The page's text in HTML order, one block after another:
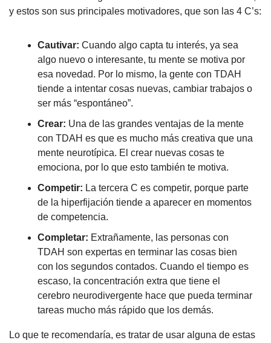
y estos son sus principales motivadores, que son las 4 C’s:
Cautivar: Cuando algo capta tu interés, ya sea
algo nuevo o interesante, tu mente se motiva por
esa novedad. Por lo mismo, la gente con TDAH
tiende a intentar cosas nuevas, cambiar trabajos o
ser más “espontáneo”.
Crear: Una de las grandes ventajas de la mente
con TDAH es que es mucho más creativa que una
mente neurotípica. El crear nuevas cosas te
emociona, por lo que esto también te motiva.
Competir: La tercera C es competir, porque parte
de la hiperfijación tiende a aparecer en momentos
de competencia.
Completar: Extrañamente, las personas con
TDAH son expertas en terminar las cosas bien
con los segundos contados. Cuando el tiempo es
escaso, la concentración extra que tiene el
cerebro neurodivergente hace que pueda terminar
tareas mucho más rápido que los demás.
Lo que te recomendaría, es tratar de usar alguna de estas